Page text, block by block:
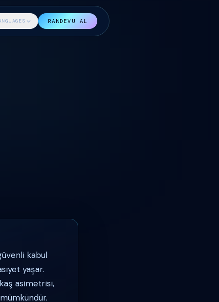
RANDEVU AL
kabul
yaşar.
asimetrisi,